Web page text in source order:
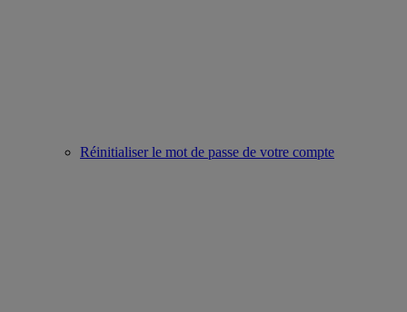
Réinitialiser le mot de passe de votre compte